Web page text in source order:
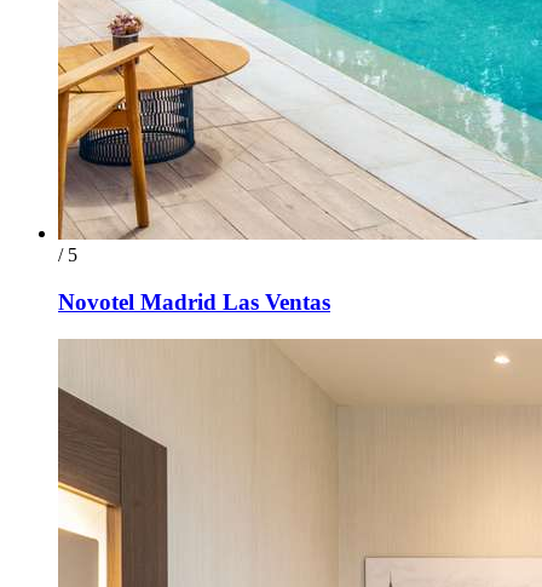
/ 5
Novotel Madrid Las Ventas